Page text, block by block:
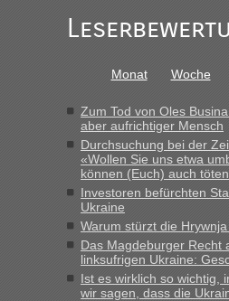
in Krakowez mit dem Kleinbus.
schnell da auch Passagiere mit
Berichte und
Grenzübergang zwischen Polen
schnellsten?
„Bin am Montag 15.6.26 um 8
das erste Mal an einem
vor mir, bin sonst der Erste oder
Minuten wurde dann die nächste
Monat Woche
Zum Tod von Oles
aber aufrichtiger Mensch
Durchsuchung bei der
«Wollen Sie uns etwa
können (Euch) auch
Investoren befürchten
Ukraine
Warum stürzt die
Das Magdeburger Recht
linksufrigen Ukraine:
Ist es wirklich so wichtig,
wir sagen, dass die